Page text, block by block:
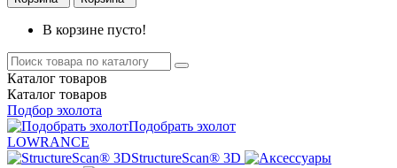
В корзине пусто!
Каталог товаров
Каталог товаров
Подбор эхолота
Подобрать эхолот
LOWRANCE
StructureScan® 3D